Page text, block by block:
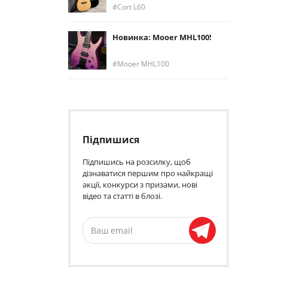
Cort L60
Новинка: Mooer MHL100!
Mooer MHL100
Підпишися
Підпишись на розсилку, щоб
дізнаватися першим про найкращі
акції, конкурси з призами, нові
відео та статті в блозі.